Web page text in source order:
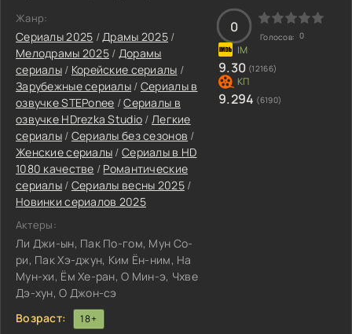
Жанр:
Сериалы 2025 /Драмы 2025 /
Мелодрамы 2025/ Дорамы
сериалы/ Корейские сериалы /
Зарубежные сериалы / Сериалы в
озвучке STEPonee /Сериалы в
озвучке HDrezka Studio /Легкие
сериалы/ Сериалы без сезонов /
Женские сериалы /Сериалы в HD
1080 качестве / Романтические
сериалы/ Сериалы весны 2025/
Новинки сериалов 2025
Актеры:
Ли Джи-ын, Пак По-гом, Мун Со-
ри, Пак Хэ-джун, Ким Ён-ним, На
Мун-хи, Ём Хе-ран, О Мин-э, Чхве
Дэ-хун, О Джон-сэ
Возраст:
18+
0
Голосов: 0
9.30 (12166)
9.294 (6190)